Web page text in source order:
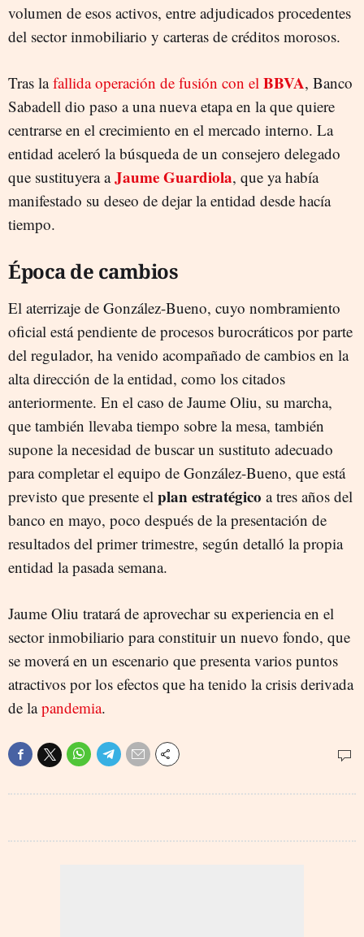
volumen de esos activos, entre adjudicados procedentes
del sector inmobiliario y carteras de créditos morosos.
Tras lafallida operación de fusión con el BBVA, Banco
Sabadell dio paso a una nueva etapa en la que quiere
centrarse en el crecimiento en el mercado interno. La
entidad aceleró la búsqueda de un consejero delegado
que sustituyera aJaume Guardiola, que ya había
manifestado su deseo de dejar la entidad desde hacía
tiempo.
Época de cambios
El aterrizaje de González-Bueno, cuyo nombramiento
oficial está pendiente de procesos burocráticos por parte
del regulador, ha venido acompañado de cambios en la
alta dirección de la entidad, como los citados
anteriormente. En el caso de Jaume Oliu, su marcha,
que también llevaba tiempo sobre la mesa, también
supone la necesidad de buscar un sustituto adecuado
para completar el equipo de González-Bueno, que está
previsto que presente el plan estratégico a tres años del
banco en mayo, poco después de la presentación de
resultados del primer trimestre, según detalló la propia
entidad la pasada semana.
Jaume Oliu tratará de aprovechar su experiencia en el
sector inmobiliario para constituir un nuevo fondo, que
se moverá en un escenario que presenta varios puntos
atractivos por los efectos que ha tenido la crisis derivada
de lapandemia.